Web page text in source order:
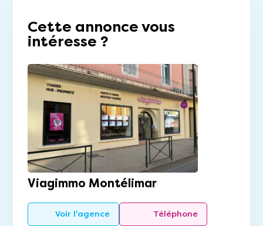
Cette annonce vous
intéresse ?
Viagimmo Montélimar
Voir l'agence Téléphone